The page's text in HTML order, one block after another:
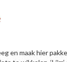
en maak hier